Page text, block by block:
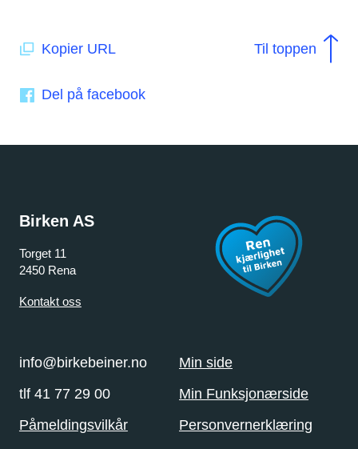
Kopier URL
Del på facebook
Til toppen
Birken AS
Torget 11
2450 Rena
Kontakt oss
info@birkebeiner.no
tlf 41 77 29 00
Påmeldingsvilkår
Min side
Min Funksjonærside
Personvernerklæring